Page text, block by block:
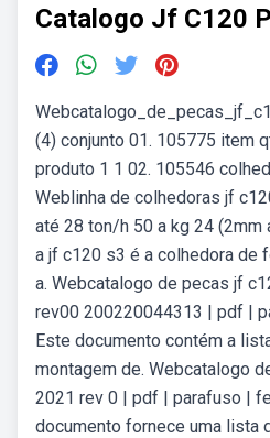
Catalogo Jf C120
(4) conjunto 01. 105775 item
produto 1 1 02. 105546
Weblinha de colhedoras jf
até 28 ton/h 50 a kg 24 (2mm
a jf c120 s3 é a colhedora de
a. Webcatalogo de pecas jf
rev00 200220044313 | pdf |
Este documento contém a
montagem de. Webcatalogo
2021 rev 0 | pdf | parafuso |
documento fornece uma lista